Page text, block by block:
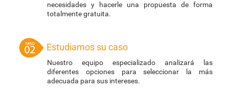
necesidades y hacerle una propuesta de forma
totalmente gratuita.
Estudiamos su caso
Nuestro equipo especializado analizará las
diferentes opciones para seleccionar la más
adecuada para sus intereses.